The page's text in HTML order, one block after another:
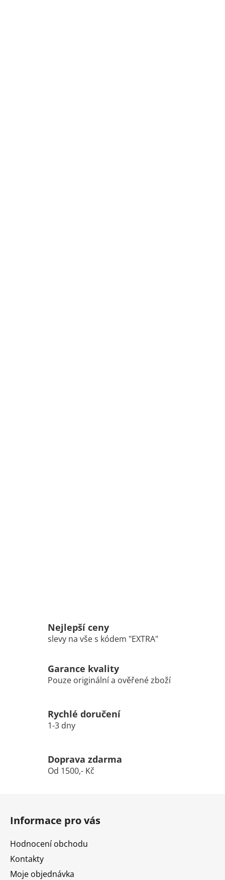
Nejlepší ceny
slevy na vše s kódem "EXTRA"
Garance kvality
Pouze originální a ověřené zboží
Rychlé doručení
1-3 dny
Doprava zdarma
Od 1500,- Kč
Informace pro vás
Hodnocení obchodu
Kontakty
Moje objednávka